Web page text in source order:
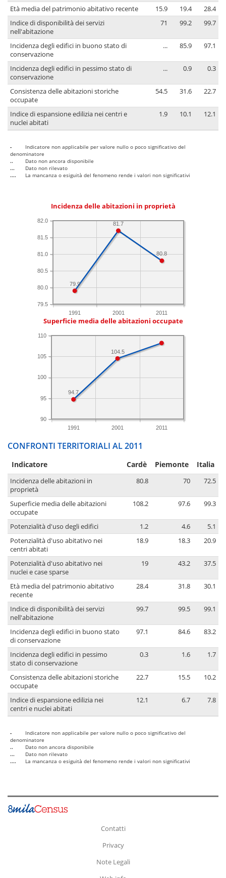
Età media del patrimonio abitativo recente 15.9 19.4
28.4
Indice di disponibilità dei servizi
nell'abitazione
71 99.2 99.7
Incidenza degli edifici in buono stato di
conservazione
... 85.9 97.1
Incidenza degli edifici in pessimo stato di
conservazione
... 0.9 0.3
Consistenza delle abitazioni storiche
occupate
54.5 31.6 22.7
Indice di espansione edilizia nei centri e
nuclei abitati
1.9 10.1 12.1
-
Indicatore non applicabile per valore nullo o poco significativo del
denominatore
..
Dato non ancora disponibile
...
Dato non rilevato
....
La mancanza o esiguità del fenomeno rende i valori non significativi
Incidenza delle abitazioni in proprietà
1991 2001 2011
79.5
80.0
80.5
81.0
81.5
82.0
80.8
81.7
79.9
Superficie media delle abitazioni occupate
1991 2001 2011
90
95
100
105
110
104.5
94.7
CONFRONTI TERRITORIALI AL 2011
Indicatore Cardè Piemonte Italia
Incidenza delle abitazioni in
proprietà
80.8 70 72.5
Superficie media delle abitazioni
occupate
108.2 97.6 99.3
Potenzialità d'uso degli edifici 1.2 4.6
5.1
Potenzialità d'uso abitativo nei
centri abitati
18.9 18.3 20.9
Potenzialità d'uso abitativo nei
nuclei e case sparse
19 43.2 37.5
Età media del patrimonio abitativo
recente
28.4 31.8 30.1
Indice di disponibilità dei servizi
nell'abitazione
99.7 99.5 99.1
Incidenza degli edifici in buono stato
di conservazione
97.1 84.6 83.2
Incidenza degli edifici in pessimo
stato di conservazione
0.3 1.6 1.7
Consistenza delle abitazioni storiche
occupate
22.7 15.5 10.2
Indice di espansione edilizia nei
centri e nuclei abitati
12.1 6.7 7.8
-
Indicatore non applicabile per valore nullo o poco significativo del
denominatore
..
Dato non ancora disponibile
...
Dato non rilevato
....
La mancanza o esiguità del fenomeno rende i valori non significativi
Contatti
Privacy
Note Legali